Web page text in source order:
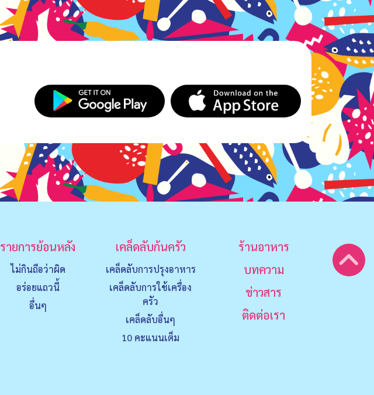
รายการย้อนหลัง
ไม่กินถือว่าผิด
อร่อยแถวนี้
อื่นๆ
เคล็ดลับก้นครัว
เคล็ดลับการปรุงอาหาร
เคล็ดลับการใช้เครื่อง
ครัว
เคล็ดลับอื่นๆ
10 คะแนนเต็ม
ร้านอาหาร
บทความ
ข่าวสาร
ติดต่อเรา